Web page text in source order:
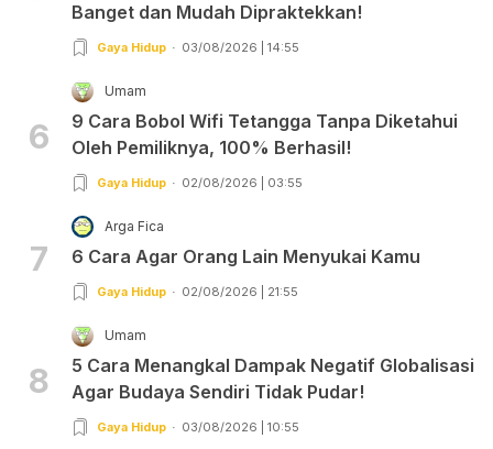
Banget dan Mudah Dipraktekkan!
Gaya Hidup 03/08/2026 | 14:55
6
Umam
9 Cara Bobol Wifi Tetangga Tanpa Diketahui
Oleh Pemiliknya, 100% Berhasil!
Gaya Hidup 02/08/2026 | 03:55
7
Arga Fica
6 Cara Agar Orang Lain Menyukai Kamu
Gaya Hidup 02/08/2026 | 21:55
8
Umam
5 Cara Menangkal Dampak Negatif Globalisasi
Agar Budaya Sendiri Tidak Pudar!
Gaya Hidup 03/08/2026 | 10:55